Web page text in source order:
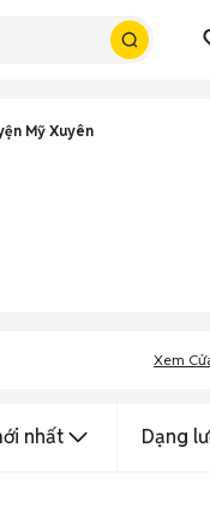
Mỹ Xuyên
Xem
nhất Dạng